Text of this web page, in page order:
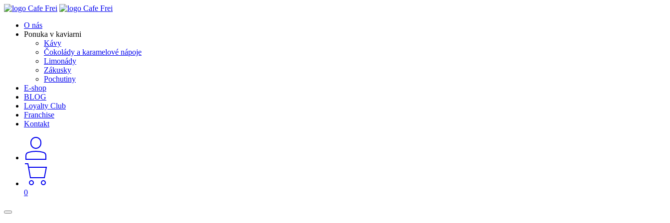
O nás
Ponuka v kaviarni
Kávy
Čokolády a karamelové nápoje
Limonády
Zákusky
Pochutiny
E-shop
BLOG
Loyalty Club
Franchise
Kontakt
0